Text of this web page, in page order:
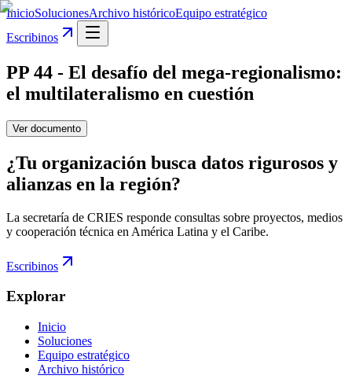
InicioSolucionesArchivo históricoEquipo estratégico
Escribinos
PP 44 - El desafío del mega-regionalismo:
el multilateralismo en cuestión
Ver documento
¿Tu organización busca datos rigurosos y
alianzas en la región?
La secretaría de CRIES responde consultas sobre proyectos, medios
y cooperación técnica en América Latina y el Caribe.
Escribinos
Explorar
Inicio
Soluciones
Equipo estratégico
Archivo histórico